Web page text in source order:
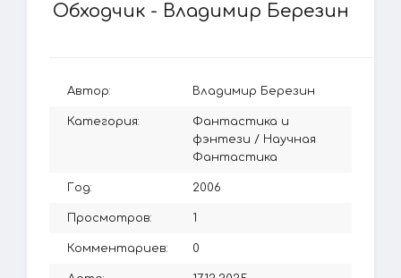
Обходчик - Владимир Березин
Автор: Владимир Березин
Категория:
Фантастика и
фэнтези / Научная
Фантастика
Год: 2006
Просмотров: 1
Комментариев: 0